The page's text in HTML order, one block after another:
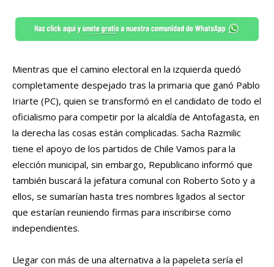
Mientras que el camino electoral en la izquierda quedó
completamente despejado tras la primaria que ganó Pablo
Iriarte (PC), quien se transformó en el candidato de todo el
oficialismo para competir por la alcaldía de Antofagasta, en
la derecha las cosas están complicadas. Sacha Razmilic
tiene el apoyo de los partidos de Chile Vamos para la
elección municipal, sin embargo, Republicano informó que
también buscará la jefatura comunal con Roberto Soto y a
ellos, se sumarían hasta tres nombres ligados al sector
que estarían reuniendo firmas para inscribirse como
independientes.
Llegar con más de una alternativa a la papeleta sería el